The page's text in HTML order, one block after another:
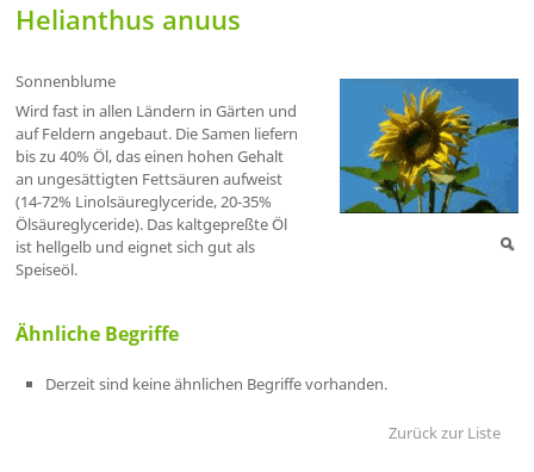
Helianthus anuus
Sonnenblume
Wird fast in allen Ländern in Gärten und
auf Feldern angebaut. Die Samen liefern
bis zu 40% Öl, das einen hohen Gehalt
an ungesättigten Fettsäuren aufweist
(14-72% Linolsäureglyceride, 20-35%
Ölsäureglyceride). Das kaltgepreßte Öl
ist hellgelb und eignet sich gut als
Speiseöl.
Ähnliche Begriffe
Derzeit sind keine ähnlichen Begriffe vorhanden.
Zurück zur Liste